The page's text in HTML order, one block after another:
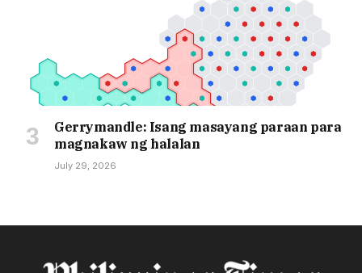
Gerrymandle: Isang masayang paraan para
magnakaw ng halalan
July 29, 2026